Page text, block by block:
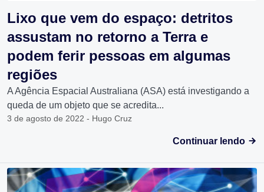
Lixo que vem do espaço: detritos
assustam no retorno a Terra e
podem ferir pessoas em algumas
regiões
A Agência Espacial Australiana (ASA) está investigando a
queda de um objeto que se acredita...
3 de agosto de 2022 - Hugo Cruz
Continuar lendo